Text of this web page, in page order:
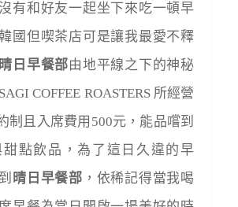
有和好友一起坐下來吃一頓早
國但喫茶店可是讓我最愛不釋
晴日早餐部由地平線之下的神秘
COFFEE ROASTERS 所經營
制且入席費用500元，能品嚐到
點飲品，為了這日久違的早
晴日早餐部 ，依稀記得當我喝